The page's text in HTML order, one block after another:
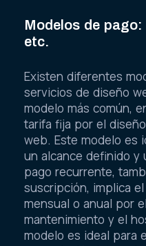
Modelos de
etc.
Existen diferentes
servicios de diseño
modelo más común,
tarifa fija por el
web. Este modelo es
un alcance definido y
pago recurrente,
suscripción, implica
mensual o anual por
mantenimiento y el
modelo es ideal para